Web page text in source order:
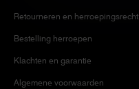
Retourneren en herroepingsrecht
Bestelling herroepen
Klachten en garantie
Algemene voorwaarden